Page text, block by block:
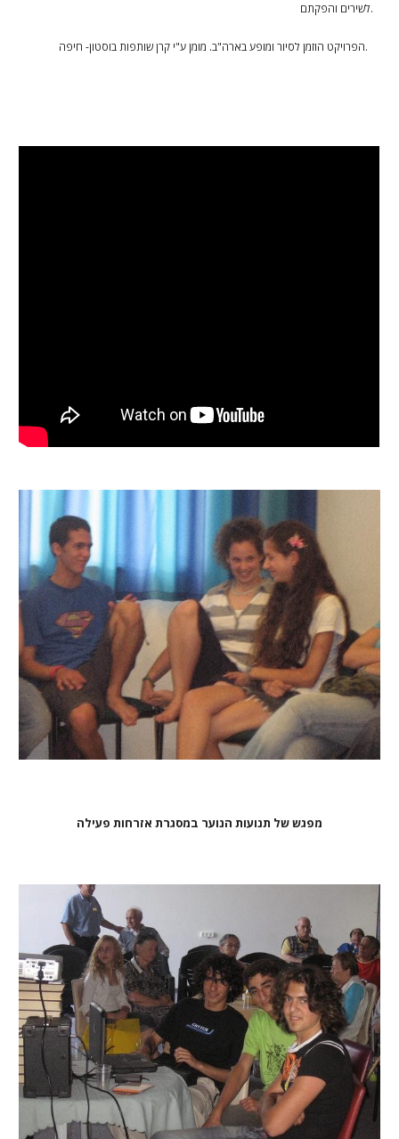
לשירים והפקתם.
הפרויקט הוזמן לסיור ומופע בארה"ב. מומן ע"י קרן שותפות בוסטון- חיפה.
מפגש של תנועות הנוער במסגרת אזרחות פעילה